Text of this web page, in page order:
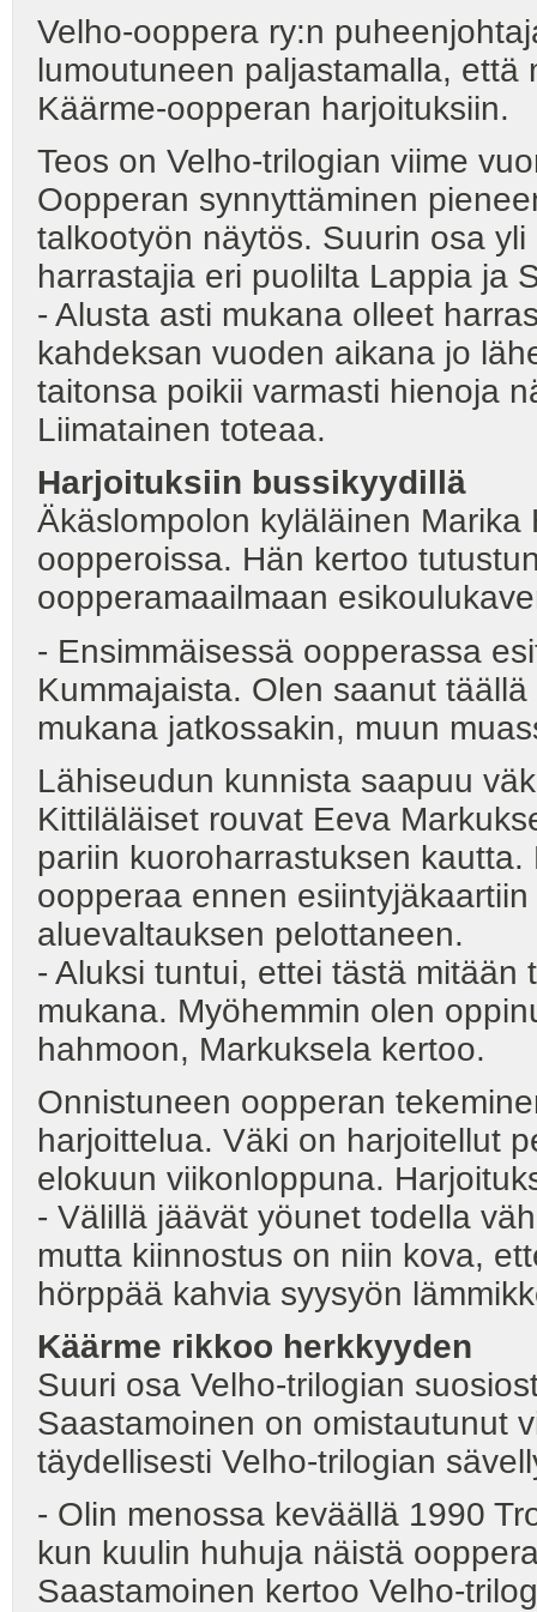
Velho-ooppera ry:n
lumoutuneen paljastamalla,
Käärme-oopperan harjoituksiin.
Teos on Velho-trilogian viime
Oopperan synnyttäminen
talkootyön näytös. Suurin osa
harrastajia eri puolilta Lappia ja
- Alusta asti mukana olleet
kahdeksan vuoden aikana jo
taitonsa poikii varmasti hienoja
Liimatainen toteaa.
Harjoituksiin bussikyydillä
Äkäslompolon kyläläinen
oopperoissa. Hän kertoo
oopperamaailmaan
- Ensimmäisessä oopperassa
Kummajaista. Olen saanut
mukana jatkossakin, muun
Lähiseudun kunnista saapuu
Kittiläläiset rouvat Eeva
pariin kuoroharrastuksen
oopperaa ennen
aluevaltauksen pelottaneen.
- Aluksi tuntui, ettei tästä
mukana. Myöhemmin olen
hahmoon, Markuksela kertoo.
Onnistuneen oopperan
harjoittelua. Väki on harjoitellut
elokuun viikonloppuna.
- Välillä jäävät yöunet todella
mutta kiinnostus on niin kova,
hörppää kahvia syysyön
Käärme rikkoo herkkyyden
Suuri osa Velho-trilogian
Saastamoinen on omistautunut
täydellisesti Velho-trilogian
- Olin menossa keväällä 1990
kun kuulin huhuja näistä
Saastamoinen kertoo Velho-